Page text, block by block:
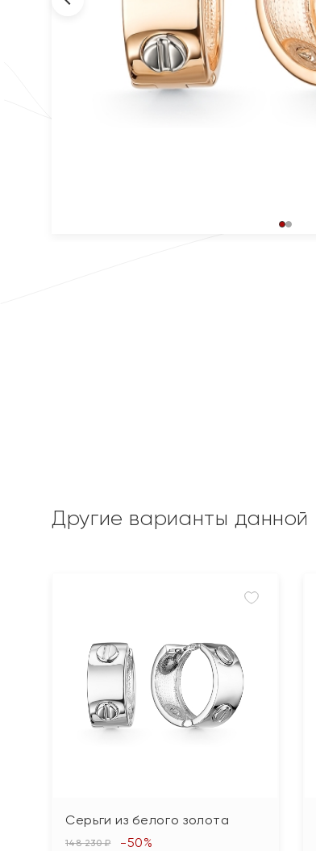
Другие варианты данной
Серьги из белого золота
148 230 ₽ -50%